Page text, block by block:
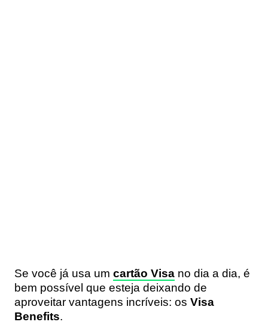
Se você já usa um cartão Visa no dia a dia, é
bem possível que esteja deixando de
aproveitar vantagens incríveis: os Visa
Benefits.